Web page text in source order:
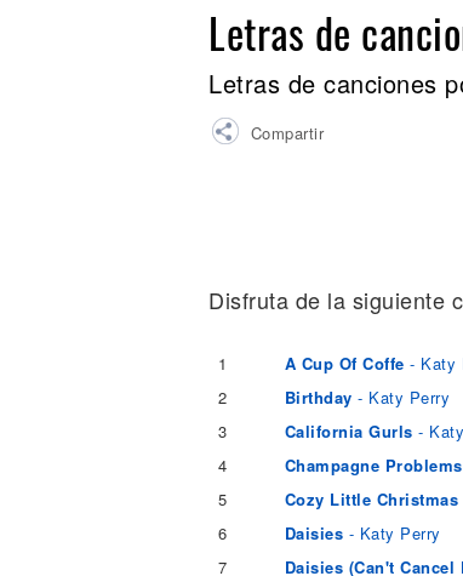
Letras de
Letras de canciones
Compartir
Disfruta de la siguiente
1 A Cup Of Coffe - Katy
2
Birthday - Katy Perry
3
California Gurls -
4
Champagne Problems
5
Cozy Little Christmas
6
Daisies - Katy Perry
7
Daisies (Can't Cancel